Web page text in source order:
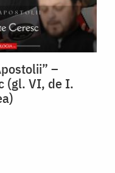
–
(gl. VI, de I.